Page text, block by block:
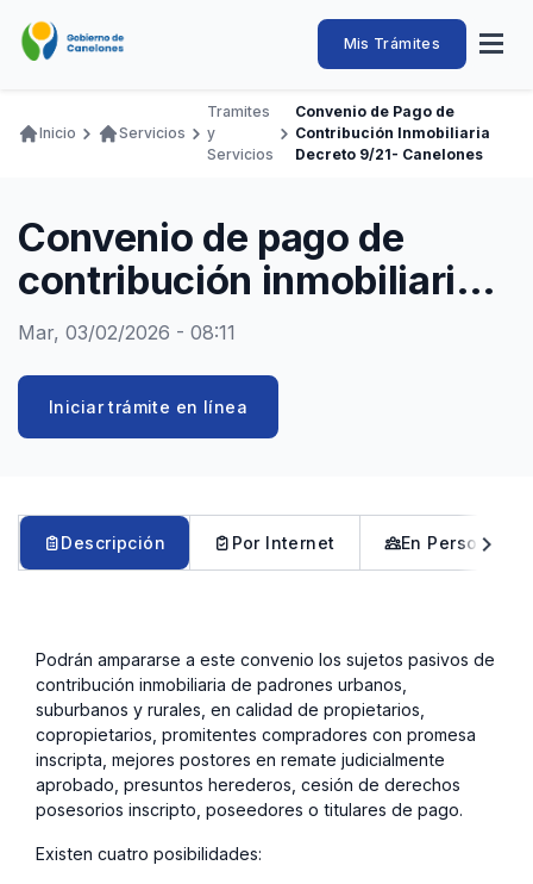
contenido
Intendencia
de
Canelones
Abrir
Navegación
Mis Trámites
Adquisiciones
Canelones Te Escucha
Teléfonos
Ruta
Inicio Servicios
Tramites
y
Servicios
Convenio de Pago de
Contribución Inmobiliaria
Decreto 9/21- Canelones
Convenio de pago de
contribución inmobiliaria
Decreto 9/21- Canelones
Mar, 03/02/2026 - 08:11
Iniciar trámite en línea
chevron_leftDescripción Por Internet En Persona
chevron_right
Podrán ampararse a este convenio los sujetos pasivos de
contribución inmobiliaria de padrones urbanos,
suburbanos y rurales, en calidad de propietarios,
copropietarios, promitentes compradores con promesa
inscripta, mejores postores en remate judicialmente
aprobado, presuntos herederos, cesión de derechos
posesorios inscripto, poseedores o titulares de pago.
Existen cuatro posibilidades: